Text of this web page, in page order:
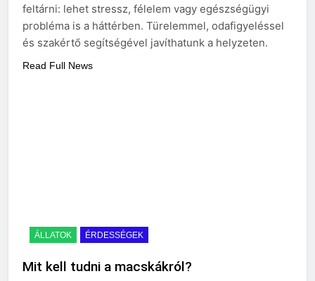
feltárni: lehet stressz, félelem vagy egészségügyi
probléma is a háttérben. Türelemmel, odafigyeléssel
és szakértő segítségével javíthatunk a helyzeten.
Read Full News
ÁLLATOK ÉRDESSÉGEK
Mit kell tudni a macskákról?